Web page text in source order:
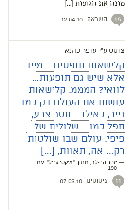
מונה את הגופות […]
16 השראה 12.04.10
צוטט ע"י עופר כהנא
קלישאות תופסים… מייד.
אלא שיש גם תופעות…
לוואי? המממ. קלישאות
עושות את העולם דק כמו
נייר, כאילו… חסר צבע,
תפל כמו… שלולית של…
פיפי. עולם שבו שולטות
רק… אה, תאוות, […]
— יזהר הר-לב, מתוך "מיקסי גריל", עמוד
190
11 ציטוטים 07.03.10